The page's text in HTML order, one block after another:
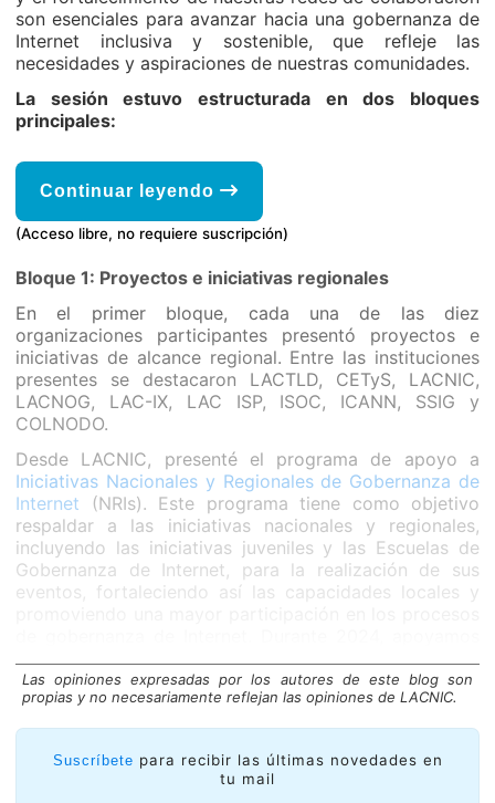
son esenciales para avanzar hacia una gobernanza de
Internet inclusiva y sostenible, que refleje las
necesidades y aspiraciones de nuestras comunidades.
La sesión estuvo estructurada en dos bloques
principales:
Continuar leyendo
(Acceso libre, no requiere suscripción)
Bloque 1: Proyectos e iniciativas regionales
En el primer bloque, cada una de las diez
organizaciones participantes presentó proyectos e
iniciativas de alcance regional. Entre las instituciones
presentes se destacaron LACTLD, CETyS, LACNIC,
LACNOG, LAC-IX, LAC ISP, ISOC, ICANN, SSIG y
COLNODO.
Desde LACNIC, presenté el programa de apoyo a
Iniciativas Nacionales y Regionales de Gobernanza de
Internet (NRIs). Este programa tiene como objetivo
respaldar a las iniciativas nacionales y regionales,
incluyendo las iniciativas juveniles y las Escuelas de
Gobernanza de Internet, para la realización de sus
eventos, fortaleciendo así las capacidades locales y
10 iniciativas locales de la región, además de dos
iniciativas “youth” locales, que están emergiendo cada
vez más. También brindamos apoyo, en el marco de
este programa, al LACIGF, al YouthLACIGF y a
VSIG y la iniciativa de Gobernanza de Internet y
Relaciones Internacionales de la Universidad de Chile.
Las opiniones expresadas por los autores de este blog son
propias y no necesariamente reflejan las opiniones de LACNIC.
Suscríbete para recibir las últimas novedades en
tu mail